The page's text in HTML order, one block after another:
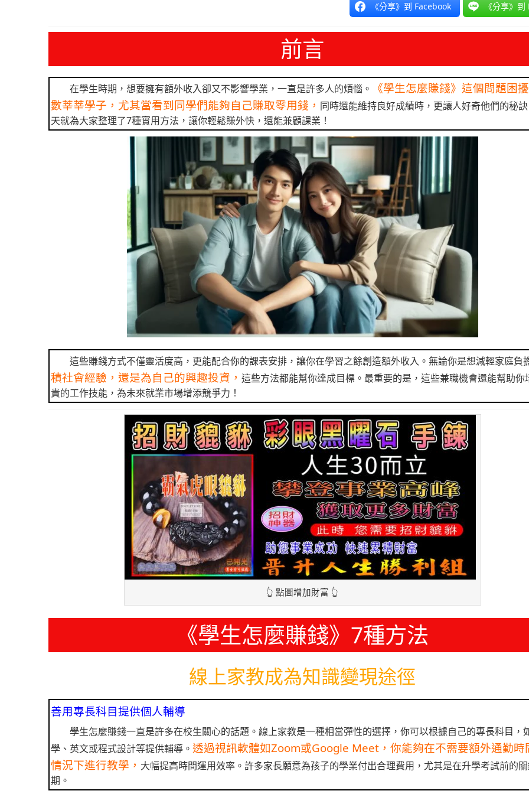
《分享》到 Facebook 《分享》
前言
在學生時期，想要擁有額外收入卻又不影響學業，一直是許多人的煩惱。
《學生怎麼賺錢》這個問題困
數莘莘學子，尤其當看到同學們能夠自己賺取零用錢， 同時還能維持良好成績時，更讓人好奇他們的秘
天就為大家整理了7種實用方法，讓你輕鬆賺外快，還能兼顧課業！
這些賺錢方式不僅靈活度高，更能配合你的課表安排，讓你在學習之餘創造額外收入。無論你是想減輕家庭負
積社會經驗，還是為自己的興趣投資， 這些方法都能幫你達成目標。最重要的是，這些兼職機會還能幫助你
貴的工作技能，為未來就業市場增添競爭力！
👆 點圖增加財富 👆
《學生怎麼賺錢》7種方法
線上家教成為知識變現途徑
善用專長科目提供個人輔導
學生怎麼賺錢一直是許多在校生關心的話題。線上家教是一種相當彈性的選擇，你可以根據自己的專長科目，
學、英文或程式設計等提供輔導。 透過視訊軟體如Zoom或Google Meet，你能夠在不需要額外通勤時
情況下進行教學， 大幅提高時間運用效率。許多家長願意為孩子的學業付出合理費用，尤其是在升學考試前的
期。